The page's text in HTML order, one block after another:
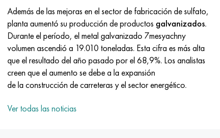
Además de las mejoras en el sector de fabricación de sulfato,
planta aumentó su producción de productos galvanizados.
Durante el período, el metal galvanizado 7mesyachny
volumen ascendió a 19.010 toneladas. Esta cifra es más alta
que el resultado del año pasado por el 68,9%. Los analistas
creen que el aumento se debe a la expansión
de la construcción de carreteras y el sector energético.
Ver todas las noticias
MP159
multimetro n155
Nicrofer 5923 hMo
56DGNH
68NKhVKTYu
79NM, Lupa 7904
HN73MBTYu
XN70YU
HN75MBTYu
5B
TL5
A LAS 6
1.4567 - AISI 304Cu
1.4570-aisi303Cu
1.4574 - Aleación PH 15-7 Mo®
15X16H2AM
18X11MNFB
18X12VMBFR
30X, AISI 5130, 30h
30hgs, 30hgs
30hgsa, 30hgsa